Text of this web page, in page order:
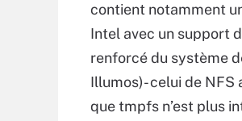
contient notamment
Intel avec un support
renforcé du système
Illumos)- celui de
que tmpfs n’est plus